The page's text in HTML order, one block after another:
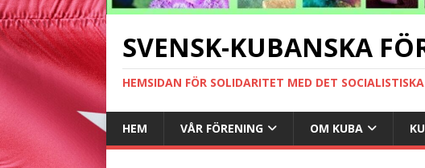
SVENSK-KUBANSKA
HEMSIDAN FÖR SOLIDARITET MED DET
HEM VÅR FÖRENING OM KUBA